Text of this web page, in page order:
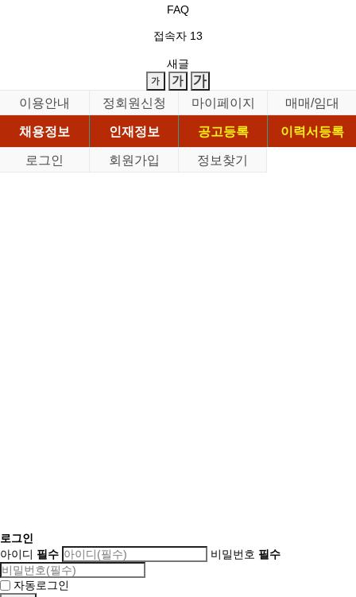
FAQ
접속자 13
새글
이용안내 정회원신청 마이페이지
매매/임대
채용정보
인재정보 공고등록
이력서등록
로그인
회원가입 정보찾기
로그인
아이디 필수 비밀번호 필수
자동로그인